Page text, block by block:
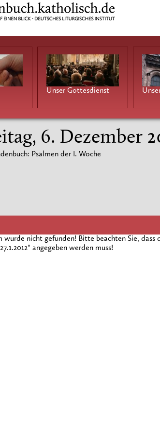
Unser Gottesdienst
6. Dezember
Psalmen der I. Woche
wurde nicht gefunden! Bitte beachten Sie, dass
angegeben werden muss!